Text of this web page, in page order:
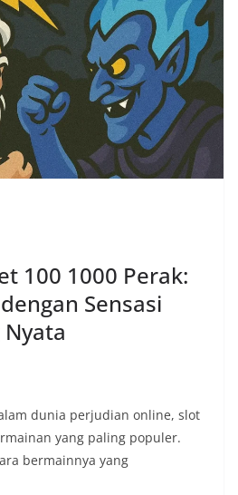
100 1000 Perak:
Sensasi
dunia perjudian online, slot
yang paling populer.
bermainnya yang